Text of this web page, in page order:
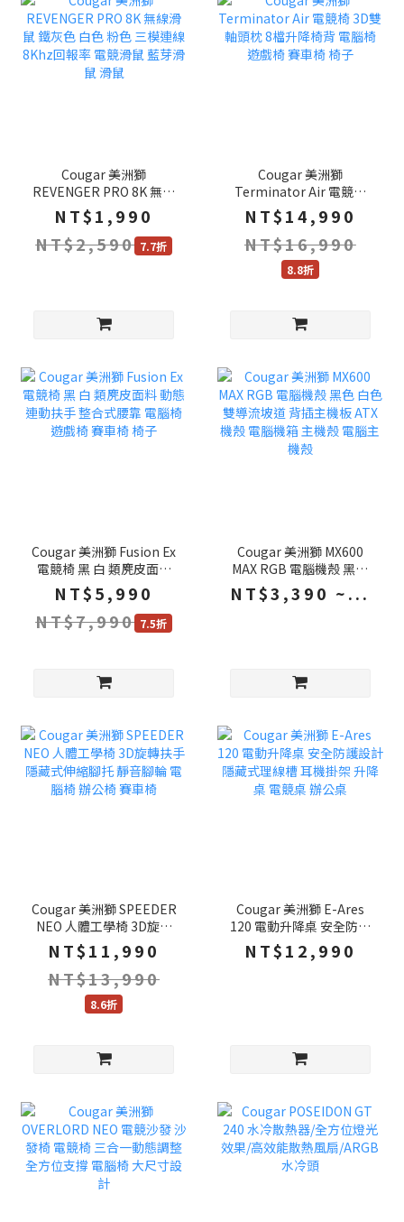
Cougar 美洲獅
REVENGER PRO 8K 無線
滑鼠 鐵灰色 白色 粉色 三
模連線 8Khz回報率 電競
滑鼠 藍芽滑鼠 滑鼠
NT$1,990
NT$2,590 7.7折
Cougar 美洲獅
Terminator Air 電競椅
3D雙軸頭枕 8檔升降椅背
電腦椅 遊戲椅 賽車椅 椅子
NT$14,990
NT$16,990
8.8折
Cougar 美洲獅 Fusion Ex
電競椅 黑 白 類麂皮面料
動態連動扶手 整合式腰靠
電腦椅 遊戲椅 賽車椅 椅子
NT$5,990
NT$7,990 7.5折
Cougar 美洲獅 MX600
MAX RGB 電腦機殼 黑色
白色 雙導流坡道 背插主機
板 ATX 機殼 電腦機箱 主機
NT$3,390 ~...
Cougar 美洲獅 SPEEDER
NEO 人體工學椅 3D旋轉
扶手 隱藏式伸縮腳托 靜音
腳輪 電腦椅 辦公椅 賽車椅
NT$11,990
NT$13,990
8.6折
Cougar 美洲獅 E-Ares
120 電動升降桌 安全防護
設計 隱藏式理線槽 耳機掛
架 升降桌 電競桌 辦公桌
NT$12,990